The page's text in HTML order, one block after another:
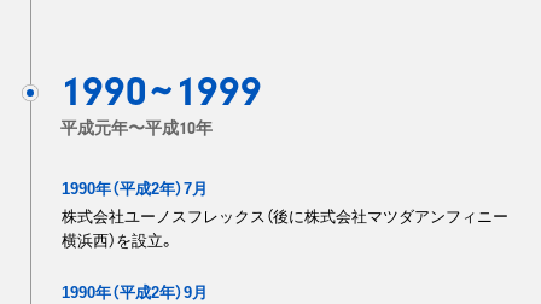
1990~1999
平成元年〜平成10年
1990年（平成2年）7月
株式会社ユーノスフレックス（後に株式会社マツダアンフィニー
横浜西）を設立。
1990年（平成2年）9月